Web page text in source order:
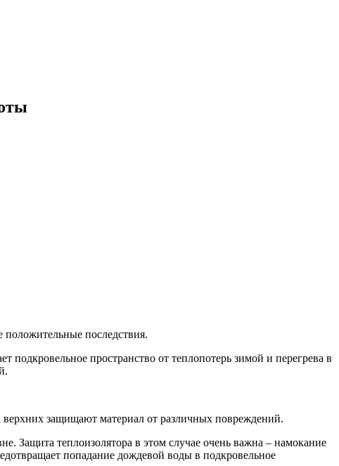
последствия.
пространство от теплопотерь зимой и перегрева в
защищают материал от различных повреждений.
Защита теплоизолятора в этом случае очень важна – намокание
попадание дождевой воды в подкровельное